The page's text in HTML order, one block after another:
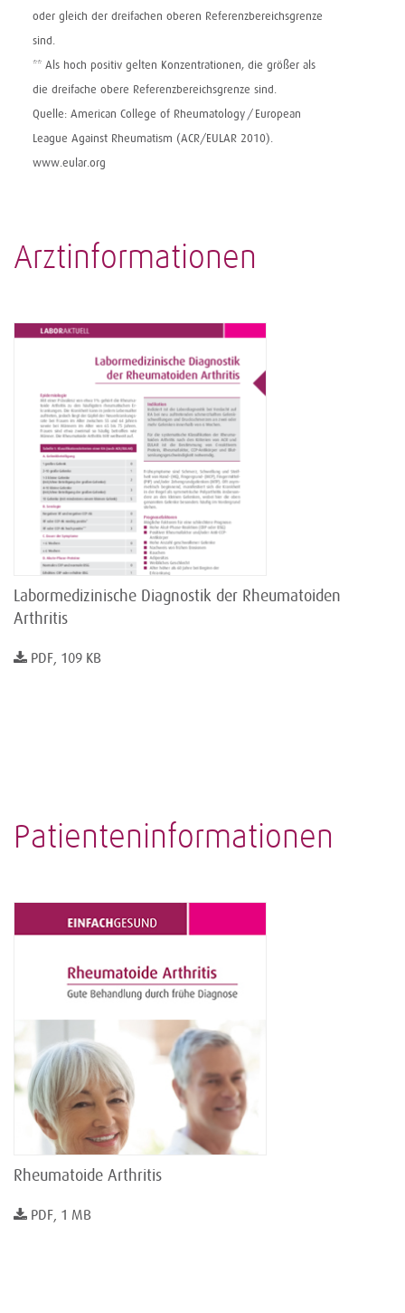
oder gleich der ­dreifachen oberen Referenzbereichsgrenze
sind.
** Als hoch positiv gelten Konzentra­tionen, die größer als
die dreifache obere Referenzbereichsgrenze sind.
Quelle: American College of Rheumatology / European
League Against Rheumatism (ACR/EULAR 2010).
www.eular.org
Arztinformationen
Labormedizinische Diagnostik der Rheumatoiden
Arthritis
PDF, 109 KB
Patienteninformationen
Rheumatoide Arthritis
PDF, 1 MB